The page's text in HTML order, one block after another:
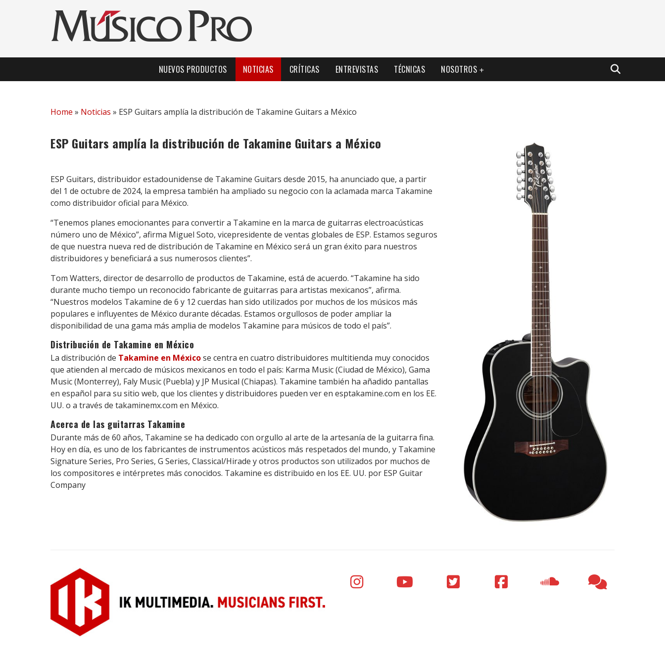
NUEVOS PRODUCTOS NOTICIAS CRÍTICAS ENTREVISTAS TÉCNICAS NOSOTROS
Home » Noticias » ESP Guitars amplía la distribución de Takamine Guitars a México
ESP Guitars amplía la distribución de Takamine Guitars a México
ESP Guitars, distribuidor estadounidense de Takamine Guitars desde 2015, ha anunciado que, a partir
del 1 de octubre de 2024, la empresa también ha ampliado su negocio con la aclamada marca Takamine
como distribuidor oficial para México.
“Tenemos planes emocionantes para convertir a Takamine en la marca de guitarras electroacústicas
número uno de México”, afirma Miguel Soto, vicepresidente de ventas globales de ESP. Estamos seguros
de que nuestra nueva red de distribución de Takamine en México será un gran éxito para nuestros
distribuidores y beneficiará a sus numerosos clientes”.
Tom Watters, director de desarrollo de productos de Takamine, está de acuerdo. “Takamine ha sido
durante mucho tiempo un reconocido fabricante de guitarras para artistas mexicanos”, afirma.
“Nuestros modelos Takamine de 6 y 12 cuerdas han sido utilizados por muchos de los músicos más
populares e influyentes de México durante décadas. Estamos orgullosos de poder ampliar la
disponibilidad de una gama más amplia de modelos Takamine para músicos de todo el país”.
Distribución de Takamine en México
La distribución de Takamine en Méxicose centra en cuatro distribuidores multitienda muy conocidos
que atienden al mercado de músicos mexicanos en todo el país: Karma Music (Ciudad de México), Gama
Music (Monterrey), Faly Music (Puebla) y JP Musical (Chiapas). Takamine también ha añadido pantallas
en español para su sitio web, que los clientes y distribuidores pueden ver en esptakamine.com en los EE.
UU. o a través de takaminemx.com en México.
Acerca de las guitarras Takamine
Durante más de 60 años, Takamine se ha dedicado con orgullo al arte de la artesanía de la guitarra fina.
Hoy en día, es uno de los fabricantes de instrumentos acústicos más respetados del mundo, y Takamine
Signature Series, Pro Series, G Series, Classical/Hirade y otros productos son utilizados por muchos de
los compositores e intérpretes más conocidos. Takamine es distribuido en los EE. UU. por ESP Guitar
Company